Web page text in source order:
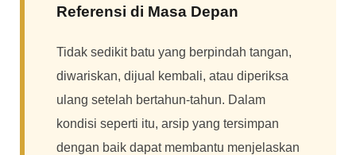
Referensi di Masa Depan
Tidak sedikit batu yang berpindah tangan,
diwariskan, dijual kembali, atau diperiksa
ulang setelah bertahun-tahun. Dalam
kondisi seperti itu, arsip yang tersimpan
dengan baik dapat membantu menjelaskan